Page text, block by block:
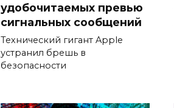
удобочитаемых превью
сигнальных сообщений
Технический гигант Apple
устранил брешь в
безопасности